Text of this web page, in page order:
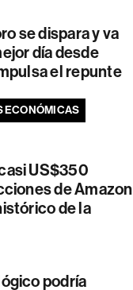
se dispara y va
día desde
el repunte
ECONÓMICAS
US$350
de Amazon
de la
podría